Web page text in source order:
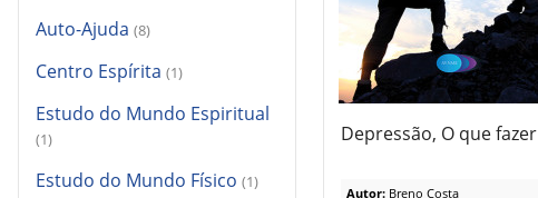
Auto-Ajuda (8)
Centro Espírita (1)
Estudo do Mundo Espiritual
(1)
Estudo do Mundo Físico (1)
Depressão, O que fazer
Autor: Breno Costa